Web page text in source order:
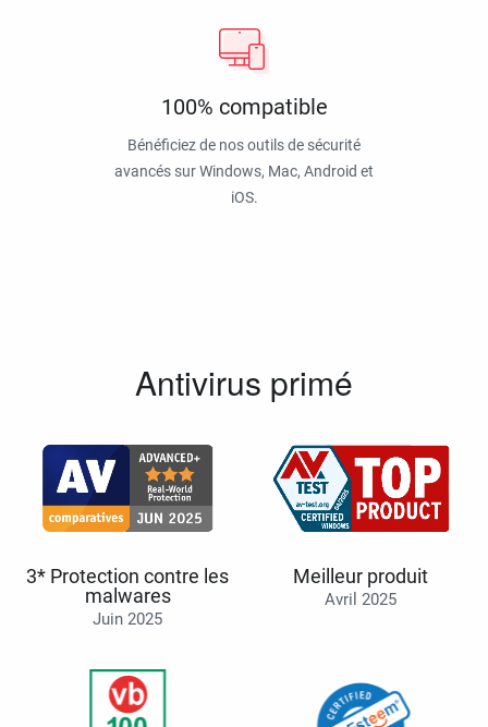
100% compatible
Bénéficiez de nos outils de sécurité
avancés sur Windows, Mac, Android et
iOS.
Antivirus primé
3* Protection contre les
malwares
Juin 2025
Meilleur produit
Avril 2025